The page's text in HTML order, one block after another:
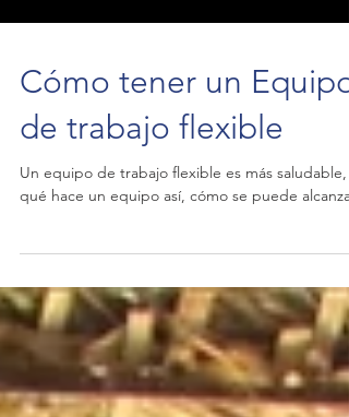
Cómo tener un Equipo
de trabajo flexible
Un equipo de trabajo flexible es más saludable,